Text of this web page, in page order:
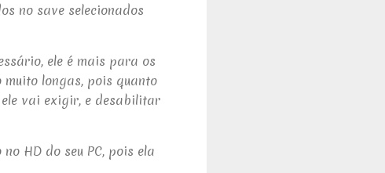
no save selecionados
ele é mais para os
longas, pois quanto
ele vai exigir, e desabilitar
HD do seu PC, pois ela